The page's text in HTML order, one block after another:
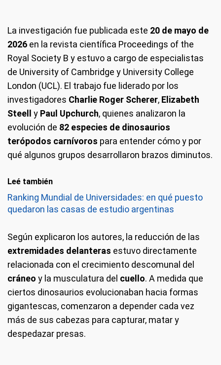
La investigación fue publicada este 20 de mayo de
2026 en la revista científica Proceedings of the
Royal Society B y estuvo a cargo de especialistas
de University of Cambridge y University College
London (UCL). El trabajo fue liderado por los
investigadores Charlie Roger Scherer, Elizabeth
Steell
y Paul Upchurch, quienes analizaron la
evolución de 82 especies de dinosaurios
terópodos carnívoros para entender cómo y por
qué algunos grupos desarrollaron brazos diminutos.
Leé también
Ranking Mundial de Universidades: en qué puesto
quedaron las casas de estudio argentinas
Según explicaron los autores, la reducción de las
extremidades delanteras estuvo directamente
relacionada con el crecimiento descomunal del
cráneo y la musculatura del cuello. A medida que
ciertos dinosaurios evolucionaban hacia formas
gigantescas, comenzaron a depender cada vez
más de sus cabezas para capturar, matar y
despedazar presas.